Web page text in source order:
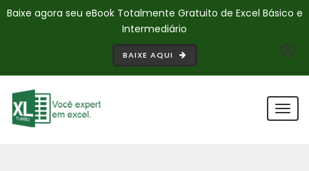
Baixe agora seu eBook Totalmente Gratuito de Excel Básico e
Intermediário
BAIXE AQUI